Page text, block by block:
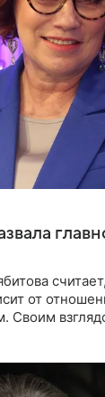
от
Своим